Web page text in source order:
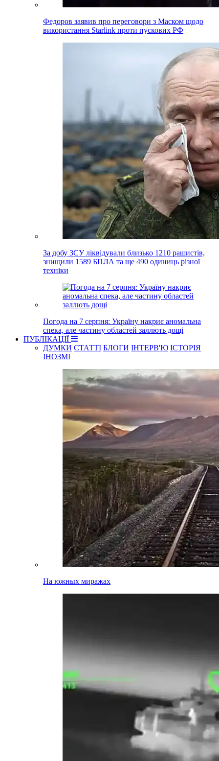
Федоров заявив про переговори з Маском щодо
використання Starlink проти пускових РФ
За добу ЗСУ ліквідували близько 1210 рашистів,
знищили 1589 БПЛА та ще 490 одиниць різної
техніки
Погода на 7 серпня: Україну накриє аномальна
спека, але частину областей заллють дощі
ПУБЛІКАЦІЇ
ДУМКИ СТАТТІ БЛОГИ ІНТЕРВ'Ю ІСТОРІЯ
ІНОЗМІ
На южных миражах